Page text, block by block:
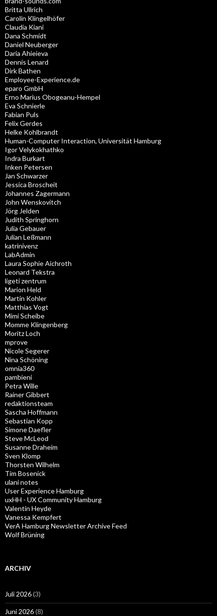
Britta Ullrich
Carolin Klingelhöfer
Claudia Kiani
Dana Schmidt
Daniel Neuberger
Daria Ahieieva
Dennis Lenard
Dirk Bathen
Employee-Experience.de
eparo GmbH
Erno Marius Obogeanu-Hempel
Eva Schnierle
Fabian Puls
Felix Gerdes
Helke Kohlbrandt
Human-Computer Interaction, Universität Hamburg
Igor Velykokhathko
Indra Burkart
Inken Petersen
Jan Schwarzer
Jessica Broscheit
Johannes Zagermann
John Wenskovitch
Jörg Jelden
Judith Springhorn
Julia Gebauer
Julian Leßmann
katrinivenz
LabAdmin
Laura Sophie Aichroth
Leonard Tekstra
ligeti zentrum
Marion Held
Martin Kohler
Matthias Vogt
Mimi Scheibe
Momme Klingenberg
Moritz Loch
mprove
Nicole Segerer
Nina Schöning
omnia360
pambieni
Petra Wille
Rainer Gibbert
redaktionsteam
Sascha Hoffmann
Sebastian Kopp
Simone Daefler
Steve McLeod
Susanne Draheim
Sven Klomp
Thorsten Wilhelm
Tim Bosenick
ulani notes
User Experience Hamburg
uxHH - UX Community Hamburg
Valentin Heyde
Vanessa Kempfert
VerA Hamburg Newsletter Archive Feed
Wolf Brüning
ARCHIV
Juli 2026(3)
Juni 2026(8)